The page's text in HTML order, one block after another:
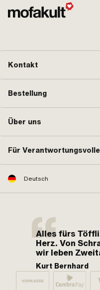
Kontakt
Bestellung
Über uns
Für Verantwortungsvolle
Deutsch
Alles fürs
Herz. Von
wir leben
Kurt Bernhard